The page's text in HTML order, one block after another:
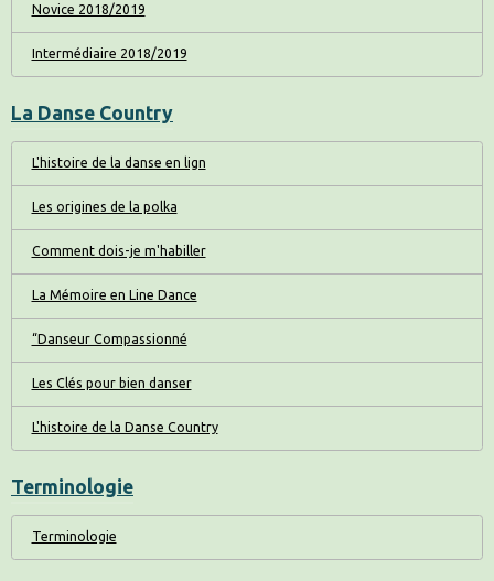
Novice 2018/2019
Intermédiaire 2018/2019
La Danse Country
L'histoire de la danse en lign
Les origines de la polka
Comment dois-je m'habiller
La Mémoire en Line Dance
“Danseur Compassionné
Les Clés pour bien danser
L'histoire de la Danse Country
Terminologie
Terminologie